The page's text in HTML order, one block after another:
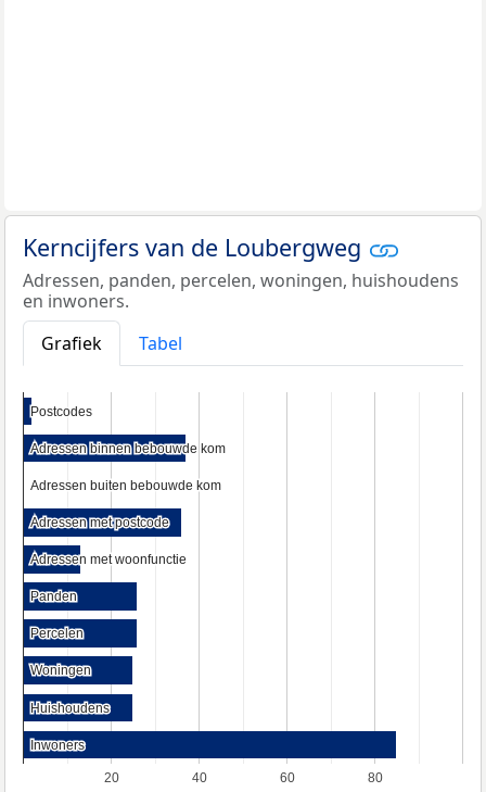
Kerncijfers van de Loubergweg
Adressen, panden, percelen, woningen, huishoudens
en inwoners.
Grafiek
Tabel
20 40 60 80
Postcodes
Postcodes
Adressen binnen bebouwde kom
Adressen binnen bebouwde kom
Adressen buiten bebouwde kom
Adressen buiten bebouwde kom
Adressen met postcode
Adressen met postcode
Adressen met woonfunctie
Adressen met woonfunctie
Panden
Panden
Percelen
Percelen
Woningen
Woningen
Huishoudens
Huishoudens
Inwoners
Inwoners